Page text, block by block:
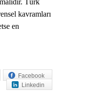
Türk
kavramları
en
Facebook
Linkedin